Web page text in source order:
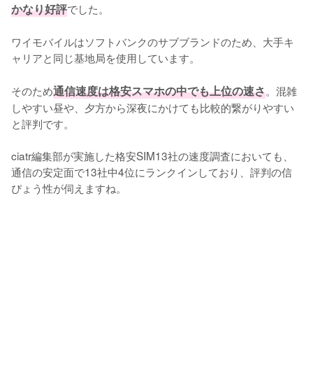
かなり好評でした。
ワイモバイルはソフトバンクのサブブランドのため、大手キ
ャリアと同じ基地局を使用しています。
そのため通信速度は格安スマホの中でも上位の速さ。混雑
しやすい昼や、夕方から深夜にかけても比較的繋がりやすい
と評判です。
ciatr編集部が実施した格安SIM13社の速度調査においても、
通信の安定面で13社中4位にランクインしており、評判の信
ぴょう性が伺えますね。